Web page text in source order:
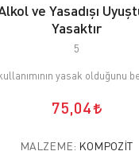
ve Yasadışı
Yasaktır
5
yasak olduğunu
75,04
MALZEME: KOMPOZIT